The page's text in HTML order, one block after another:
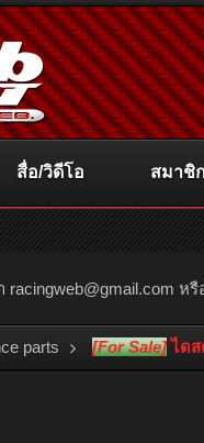
racingweb@gmail.com หรื
parts [For Sale]ไดส
สื่อ/วิดีโอ สมาชิก